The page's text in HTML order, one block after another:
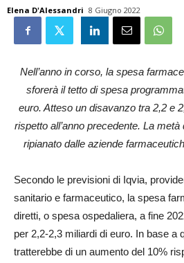
Elena D'Alessandri 8 Giugno 2022
Nell’anno in corso, la spesa
sforerà il tetto di spesa
euro. Atteso un disavanzo tra 2,2 e
rispetto all’anno precedente. La
ripianato dalle aziende
Secondo le previsioni di Iqvia,
sanitario e farmaceutico, la spesa
diretti, o spesa ospedaliera, a fine
per 2,2-2,3 miliardi di euro. In base a
tratterebbe di un aumento del 10%